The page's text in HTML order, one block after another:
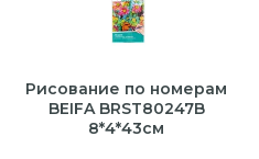
Рисование по номерам
BEIFA BRST80247B
8*4*43см